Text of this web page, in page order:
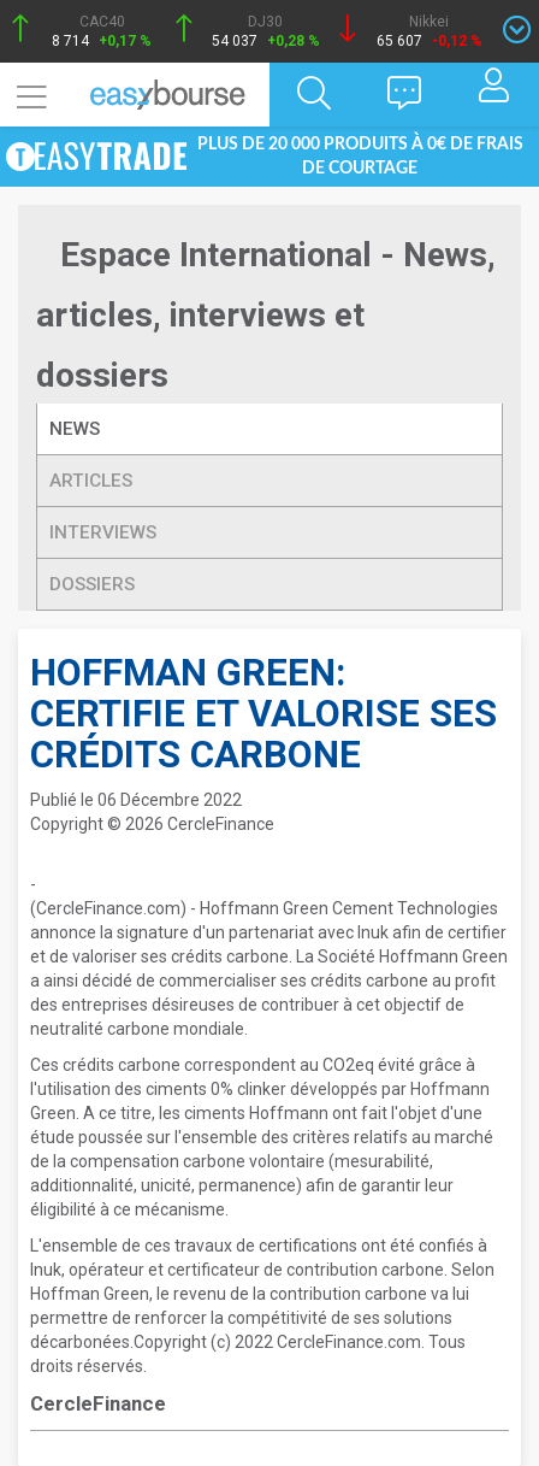
CAC40
8 714 +0,17 %
DJ30
54 037
+0,28 %
Nikkei
65 607
-0,12 %
PLUS DE 20 000 PRODUITS À 0€ DE FRAIS
DE COURTAGE
Espace International - News,
articles, interviews et
dossiers
NEWS
ARTICLES
INTERVIEWS
DOSSIERS
HOFFMAN GREEN:
CERTIFIE ET VALORISE SES
CRÉDITS CARBONE
Publié le 06 Décembre 2022
Copyright © 2026 CercleFinance
-
(CercleFinance.com) - Hoffmann Green Cement Technologies
annonce la signature d'un partenariat avec Inuk afin de certifier
et de valoriser ses crédits carbone. La Société Hoffmann Green
a ainsi décidé de commercialiser ses crédits carbone au profit
des entreprises désireuses de contribuer à cet objectif de
neutralité carbone mondiale.
Ces crédits carbone correspondent au CO2eq évité grâce à
l'utilisation des ciments 0% clinker développés par Hoffmann
Green. A ce titre, les ciments Hoffmann ont fait l'objet d'une
étude poussée sur l'ensemble des critères relatifs au marché
de la compensation carbone volontaire (mesurabilité,
additionnalité, unicité, permanence) afin de garantir leur
éligibilité à ce mécanisme.
L'ensemble de ces travaux de certifications ont été confiés à
Inuk, opérateur et certificateur de contribution carbone. Selon
Hoffman Green, le revenu de la contribution carbone va lui
permettre de renforcer la compétitivité de ses solutions
décarbonées.Copyright (c) 2022 CercleFinance.com. Tous
droits réservés.
CercleFinance